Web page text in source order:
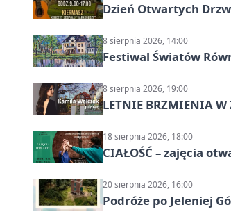
Dzień Otwartych
8 sierpnia 2026, 14:00
Festiwal Światów
8 sierpnia 2026, 19:00
LETNIE BRZMIENIA
18 sierpnia 2026, 18:00
CIAŁOŚĆ – zajęcia
20 sierpnia 2026, 16:00
Podróże po Jeleniej